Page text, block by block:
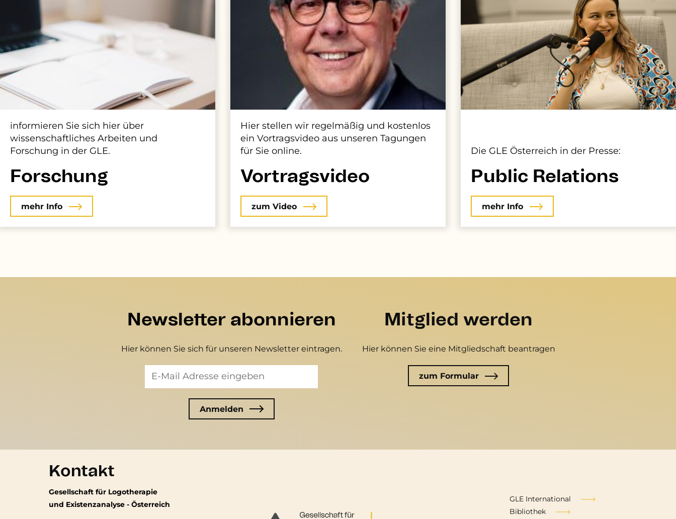
informieren Sie sich hier über
wissenschaftliches Arbeiten und
Forschung in der GLE.
Forschung
mehr Info
Hier stellen wir regelmäßig und kostenlos
ein Vortragsvideo aus unseren Tagungen
für Sie online.
Vortragsvideo
zum Video
Die GLE Österreich in der Presse:
Public Relations
mehr Info
Newsletter abonnieren
Hier können Sie sich für unseren Newsletter eintragen.
Mitglied werden
Hier können Sie eine Mitgliedschaft beantragen
zum Formular
Kontakt
Gesellschaft für Logotherapie
und Existenzanalyse - Österreich
GLE International
Bibliothek